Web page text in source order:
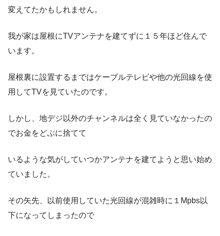
変えてたかもしれません。
我が家は屋根にTVアンテナを建てずに１５年ほど住んで
います。
屋根裏に設置するまではケーブルテレビや他の光回線を使
用してTVを見ていたのです。
しかし、地デジ以外のチャンネルは全く見ていなかったの
でお金をどぶに捨てて
いるような気がしていつかアンテナを建てようと思い始め
ていました。
その矢先、以前使用していた光回線が混雑時に１Mpbs以
下になってしまったので